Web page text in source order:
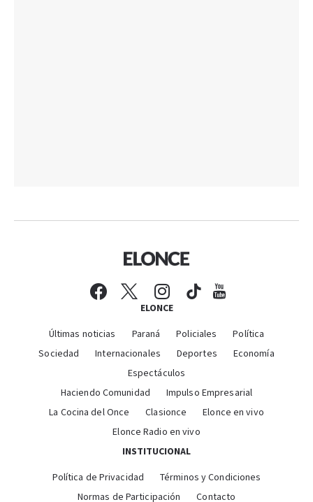
ELONCE
Últimas noticias Paraná Policiales
Política
Sociedad
Internacionales Deportes
Economía
Espectáculos
Haciendo Comunidad
Impulso Empresarial
La Cocina del Once
Clasionce
Elonce en vivo
Elonce Radio en vivo
INSTITUCIONAL
Política de Privacidad
Términos y Condiciones
Normas de Participación
Contacto